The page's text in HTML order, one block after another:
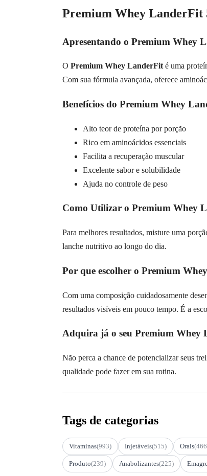
Premium Whey LanderFit
Apresentando o Premium Whey
O Premium Whey LanderFit é uma
Com sua fórmula avançada, oferece
Benefícios do Premium Whey
Alto teor de proteína por porção
Rico em aminoácidos essenciais
Facilita a recuperação muscular
Excelente sabor e solubilidade
Ajuda no controle de peso
Como Utilizar o Premium Whey
Para melhores resultados, misture uma
lanche nutritivo ao longo do dia.
Por que escolher o Premium
Com uma composição cuidadosamente
resultados visíveis em pouco tempo. É a
Adquira já o seu Premium Whey
Não perca a chance de potencializar seus
qualidade pode fazer em sua rotina.
Tags de categorias
Vitaminas(993) Injetáveis(515) Orais
Produto(239) Anabolizantes(225)